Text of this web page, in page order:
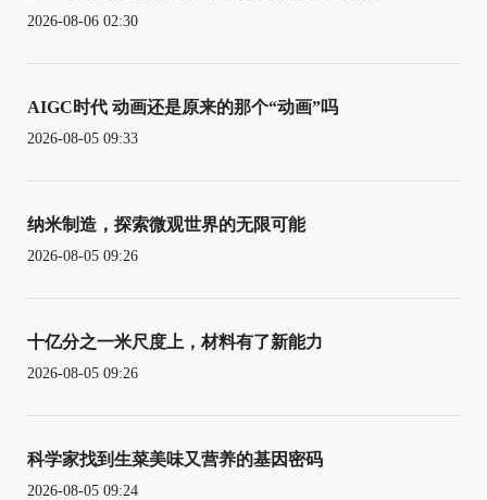
2026-08-06 02:30
AIGC时代 动画还是原来的那个“动画”吗
2026-08-05 09:33
纳米制造，探索微观世界的无限可能
2026-08-05 09:26
十亿分之一米尺度上，材料有了新能力
2026-08-05 09:26
科学家找到生菜美味又营养的基因密码
2026-08-05 09:24